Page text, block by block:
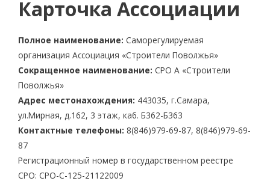
Карточка Ассоциации
Полное наименование: Саморегулируемая
организация Ассоциация «Строители Поволжья»
Сокращенное наименование: СРО А «Строители
Поволжья»
Адрес местонахождения: 443035, г.Самара,
ул.Мирная, д.162, 3 этаж, каб. Б362-Б363
Контактные телефоны: 8(846)979-69-87, 8(846)979-69-
87
Регистрационный номер в государственном реестре
СРО: СРО-С-125-21122009